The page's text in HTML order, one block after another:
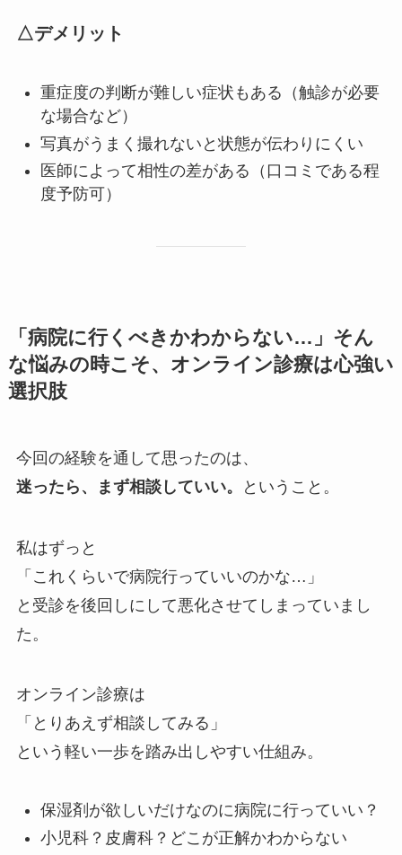
△デメリット
重症度の判断が難しい症状もある（触診が必要
な場合など）
写真がうまく撮れないと状態が伝わりにくい
医師によって相性の差がある（口コミである程
度予防可）
「病院に行くべきかわからない…」そん
な悩みの時こそ、オンライン診療は心強い
選択肢
今回の経験を通して思ったのは、
迷ったら、まず相談していい。
ということ。
私はずっと
「これくらいで病院行っていいのかな…」
と受診を後回しにして悪化させてしまっていまし
た。
オンライン診療は
「とりあえず相談してみる」
という軽い一歩を踏み出しやすい仕組み。
保湿剤が欲しいだけなのに病院に行っていい？
小児科？皮膚科？どこが正解かわからない